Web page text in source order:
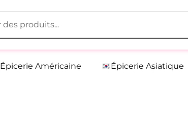
Épicerie Américaine Épicerie Asiatique